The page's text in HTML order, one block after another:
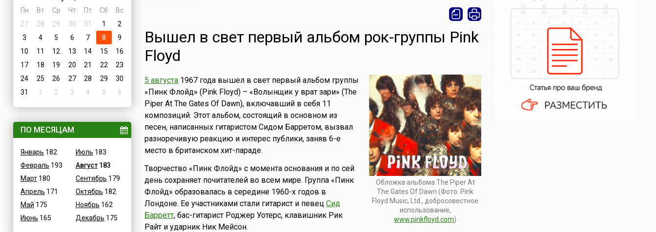
Пн
Вт Ср Чт Пт Сб
Вс
27
28 29 30 31 1
2
3
4 5 6 7 8
9
10
11 12 13 14 15
16
17
18 19 20 21 22
23
24
25 26 27 28 29
30
31
1 2 3 4 5 6
ПО МЕСЯЦАМ
Январь 182
Февраль 193
Март180
Апрель 171
Май 175
Июнь 165
Июль 183
Август183
Сентябрь 179
Октябрь 182
Ноябрь 162
Декабрь 175
Вышел в свет первый альбом рок-группы Pink
Floyd
Обложка альбома The Piper At
The Gates Of Dawn (Фото: Pink
Floyd Music, Ltd., добросовестное
использование,
www.pinkfloyd.com)
5 августа1967 года вышел в свет первый альбом группы
«Пинк Флойд» (Pink Floyd) – «Волынщик у врат зари» (The
Piper At The Gates Of Dawn), включавший в себя 11
композиций. Этот альбом, состоящий в основном из
песен, написанных гитаристом Сидом Барретом, вызвал
разноречивую реакцию и интерес публики, заняв 6-е
место в британском хит-параде.
Творчество «Пинк Флойд» с момента основания и по сей
день сохраняет почитателей во всем мире. Группа «Пинк
Флойд» образовалась в середине 1960-х годов в
Лондоне. Ее участниками стали гитарист и певец Сид
Барретт, бас-гитарист Роджер Уотерс, клавишник Рик
Райт и ударник Ник Мейсон.